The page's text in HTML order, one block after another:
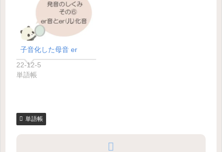
子音化した母音 er
22-12-5
単語帳
単語帳